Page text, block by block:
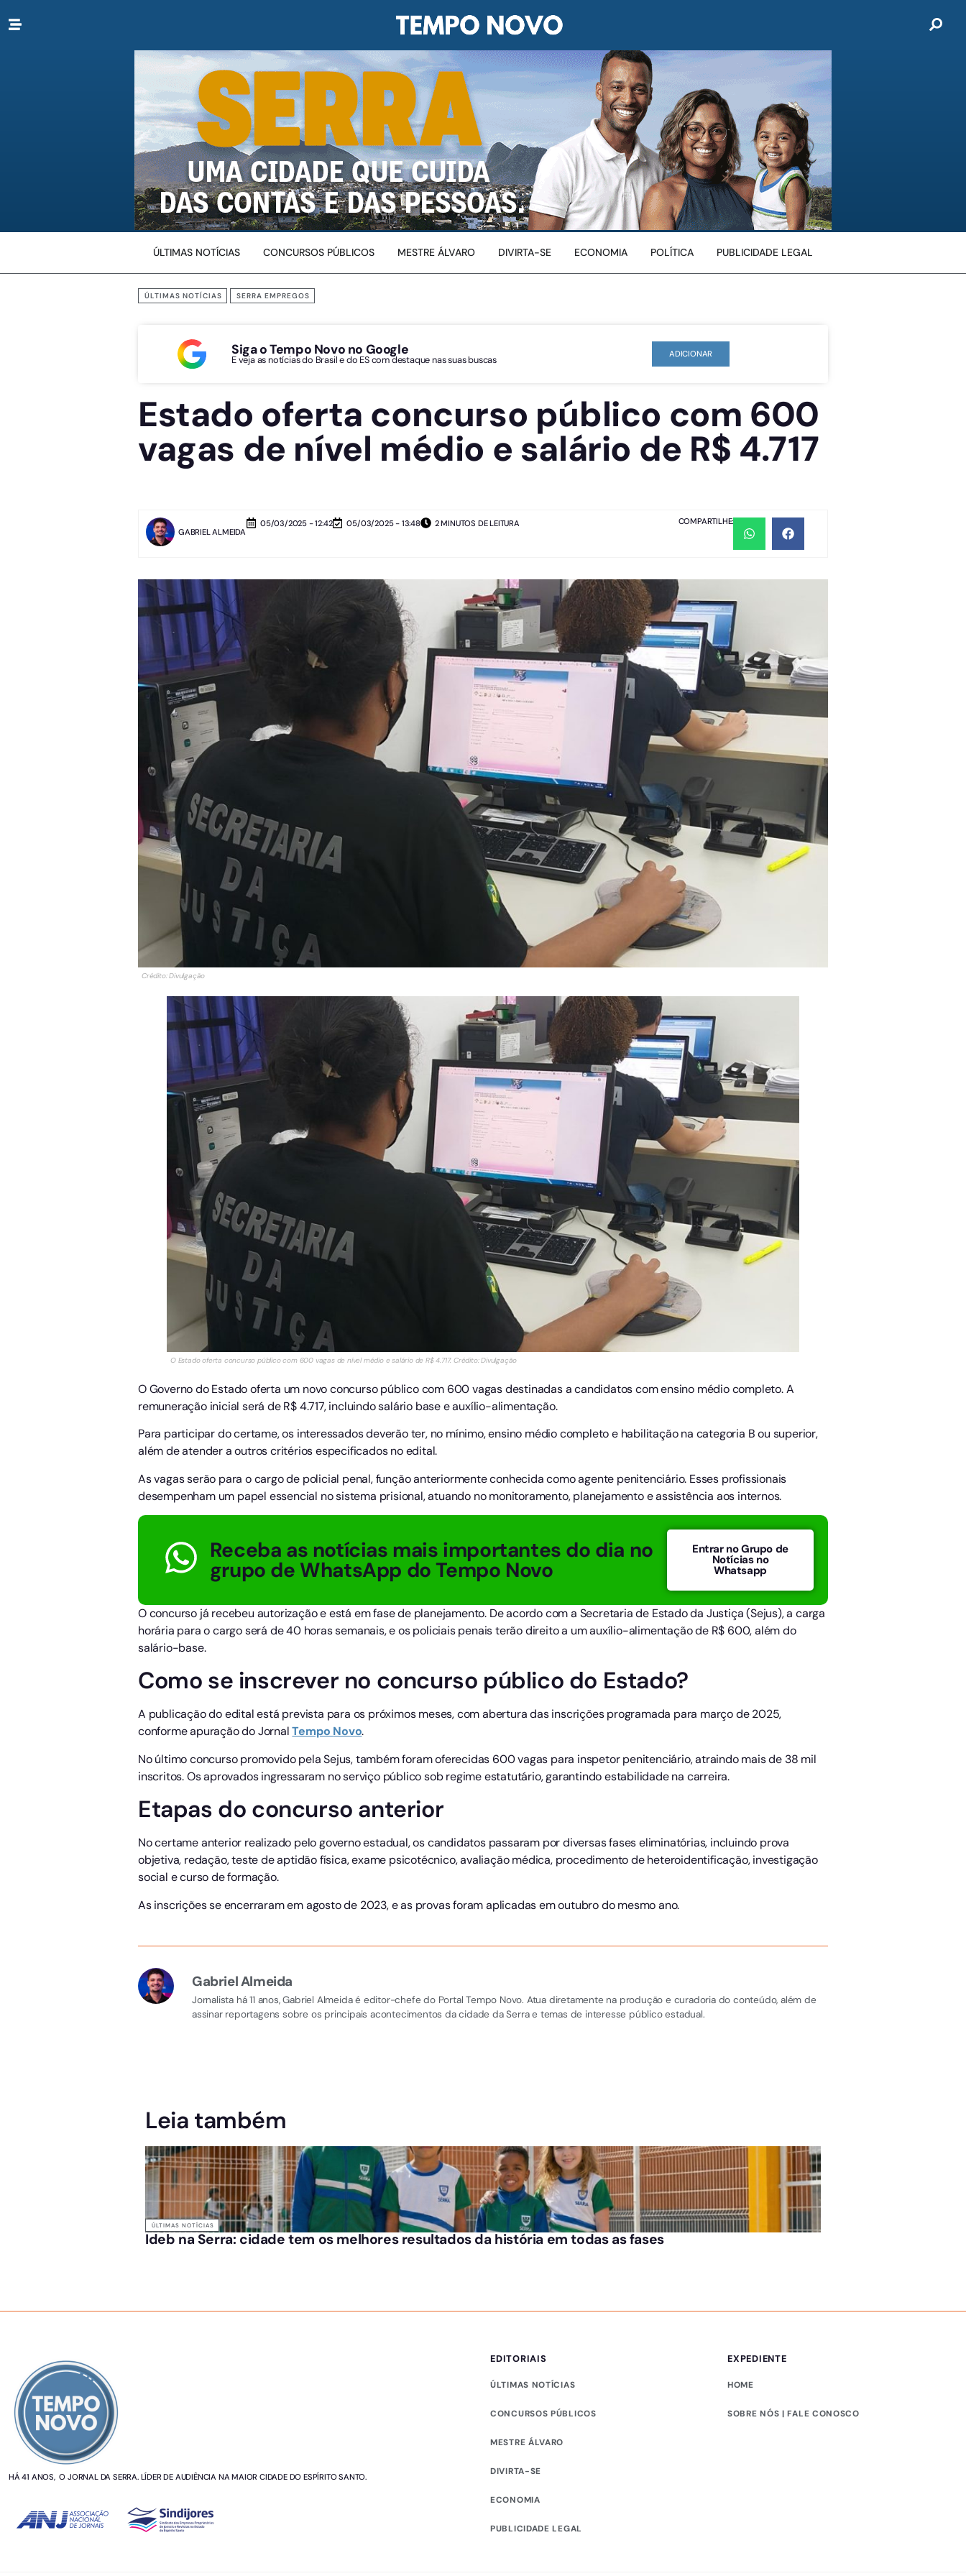
ÚLTIMAS NOTÍCIAS CONCURSOS PÚBLICOS MESTRE ÁLVARO DIVIRTA-SE ECONOMIA POLÍTICA PUBLICIDADE LEGAL
ÚLTIMAS NOTÍCIAS SERRA EMPREGOS
Siga o Tempo Novo no Google
E veja as notícias do Brasil e do ES com destaque nas suas buscas ADICIONAR
Estado oferta concurso público com 600
vagas de nível médio e salário de R$ 4.717
GABRIEL ALMEIDA
05/03/2025 - 12:42 05/03/2025 - 13:48 2 MINUTOS DE LEITURA COMPARTILHE:
Crédito: Divulgação
O Estado oferta concurso público com 600 vagas de nível médio e salário de R$ 4.717. Crédito: Divulgação
O Governo do Estado oferta um novo concurso público com 600 vagas destinadas a candidatos com ensino médio completo. A
remuneração inicial será de R$ 4.717, incluindo salário base e auxílio-alimentação.
Para participar do certame, os interessados deverão ter, no mínimo, ensino médio completo e habilitação na categoria B ou superior,
além de atender a outros critérios especificados no edital.
As vagas serão para o cargo de policial penal, função anteriormente conhecida como agente penitenciário. Esses profissionais
desempenham um papel essencial no sistema prisional, atuando no monitoramento, planejamento e assistência aos internos.
Receba as notícias mais importantes do dia no
grupo de WhatsApp do Tempo Novo
Entrar no Grupo de
Notícias no
Whatsapp
O concurso já recebeu autorização e está em fase de planejamento. De acordo com a Secretaria de Estado da Justiça (Sejus), a carga
horária para o cargo será de 40 horas semanais, e os policiais penais terão direito a um auxílio-alimentação de R$ 600, além do
salário-base.
Como se inscrever no concurso público do Estado?
A publicação do edital está prevista para os próximos meses, com abertura das inscrições programada para março de 2025,
conforme apuração do JornalTempo Novo.
No último concurso promovido pela Sejus, também foram oferecidas 600 vagas para inspetor penitenciário, atraindo mais de 38 mil
inscritos. Os aprovados ingressaram no serviço público sob regime estatutário, garantindo estabilidade na carreira.
Etapas do concurso anterior
No certame anterior realizado pelo governo estadual, os candidatos passaram por diversas fases eliminatórias, incluindo prova
objetiva, redação, teste de aptidão física, exame psicotécnico, avaliação médica, procedimento de heteroidentificação, investigação
social e curso de formação.
As inscrições se encerraram em agosto de 2023, e as provas foram aplicadas em outubro do mesmo ano.
Gabriel Almeida
Jornalista há 11 anos, Gabriel Almeida é editor-chefe do Portal Tempo Novo. Atua diretamente na produção e curadoria do conteúdo, além de
assinar reportagens sobre os principais acontecimentos da cidade da Serra e temas de interesse público estadual.
Leia também
ÚLTIMAS NOTÍCIAS
Ideb na Serra: cidade tem os melhores resultados da história em todas as fases
HÁ 41 ANOS, O JORNAL DA SERRA. LÍDER DE AUDIÊNCIA NA MAIOR CIDADE DO ESPÍRITO SANTO.
EDITORIAIS
ÚLTIMAS NOTÍCIAS
CONCURSOS PÚBLICOS
MESTRE ÁLVARO
DIVIRTA-SE
ECONOMIA
PUBLICIDADE LEGAL
EXPEDIENTE
HOME
SOBRE NÓS | FALE CONOSCO